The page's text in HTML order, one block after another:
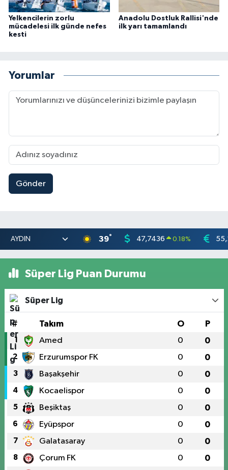
Yelkencilerin zorlu
mücadelesi ilk günde nefes
kesti
Anadolu Dostluk Rallisi'nde
ilk yarı tamamlandı
Yorumlar
Gönder
39° 47,7436 0.18%
Süper Lig Puan Durumu
Süper Lig
# Takım O P
1 Amed 0 0
2 Erzurumspor FK 0 0
3 Başakşehir 0 0
4 Kocaelispor 0 0
5 Beşiktaş 0 0
6 Eyüpspor 0 0
7 Galatasaray 0 0
8 Çorum FK 0 0